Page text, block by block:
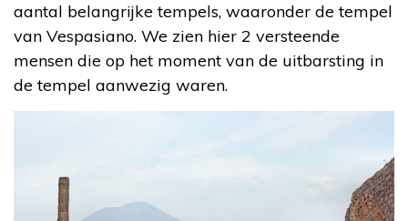
aantal belangrijke tempels, waaronder de tempel
van Vespasiano. We zien hier 2 versteende
mensen die op het moment van de uitbarsting in
de tempel aanwezig waren.